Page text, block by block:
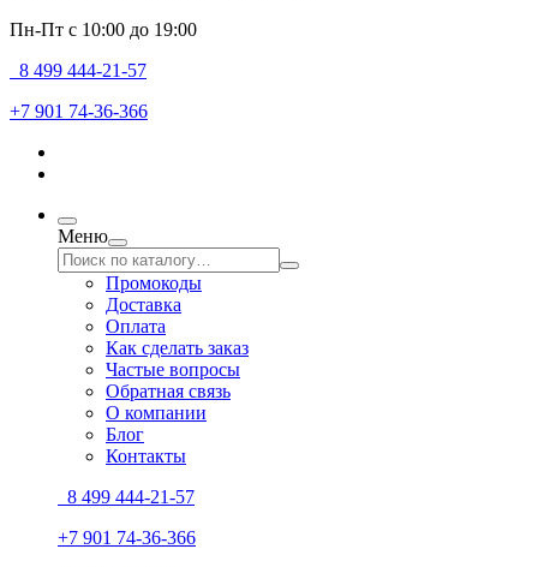
Пн-Пт с 10:00 до 19:00
8 499 444-21-57
+7 901 74-36-366
Меню
Промокоды
Доставка
Оплата
Как сделать заказ
Частые вопросы
Обратная связь
О компании
Блог
Контакты
8 499 444-21-57
+7 901 74-36-366